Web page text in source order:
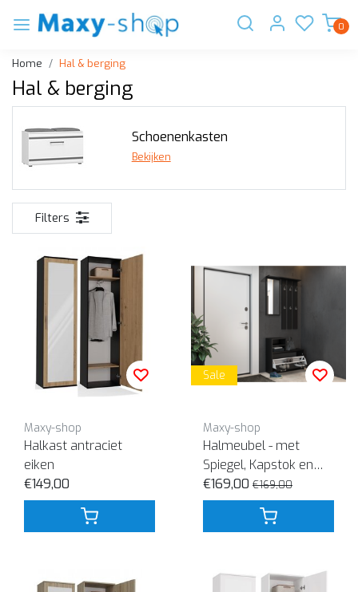
0
Home Hal & berging
Hal & berging
Schoenenkasten
Bekijken
Filters
Maxy-shop
Halkast antraciet
eiken
€149,00
Sale
Maxy-shop
Halmeubel - met
Spiegel, Kapstok en
Schoenenkast
€169,00 €169,00